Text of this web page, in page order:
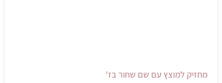
מחזיק למוצץ עם שם שחור בז'